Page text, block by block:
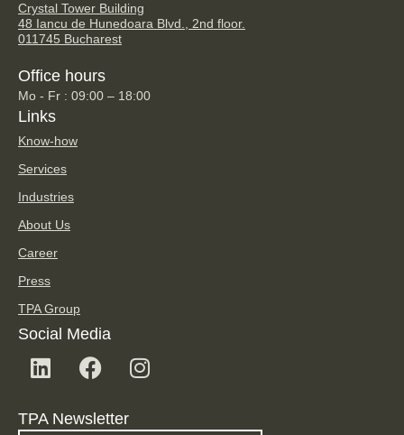
Crystal Tower Building
48 Iancu de Hunedoara Blvd., 2nd floor.
011745 Bucharest
Office hours
Mo - Fr : 09:00 – 18:00
Links
Know-how
Services
Industries
About Us
Career
Press
TPA Group
Social Media
TPA Newsletter